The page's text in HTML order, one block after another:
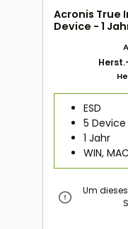
Acronis True
Device - 1
ESD
5 Device
1 Jahr
WIN,
Um